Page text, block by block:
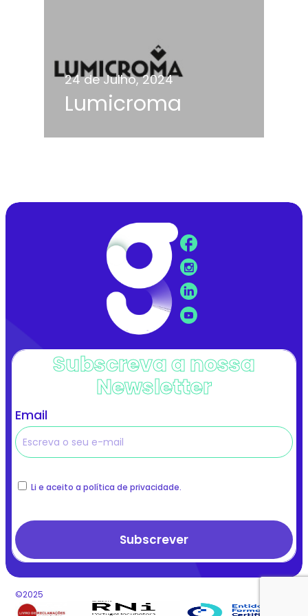
24 de Julho, 2024
Lumicroma
Subscreva a nossa
Newsletter
Email
Li e aceito a política de privacidade.
©2025